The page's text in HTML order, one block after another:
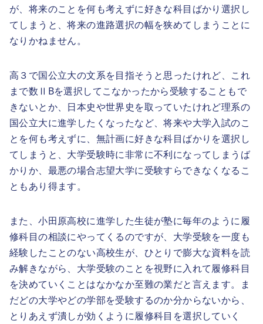
が、将来のことを何も考えずに好きな科目ばかり選択し
てしまうと、将来の進路選択の幅を狭めてしまうことに
なりかねません。
高３で国公立大の文系を目指そうと思ったけれど、これ
まで数ⅡBを選択してこなかったから受験することもで
きないとか、日本史や世界史を取っていたけれど理系の
国公立大に進学したくなったなど、将来や大学入試のこ
とを何も考えずに、無計画に好きな科目ばかりを選択し
てしまうと、大学受験時に非常に不利になってしまうば
かりか、最悪の場合志望大学に受験すらできなくなるこ
ともあり得ます。
また、小田原高校に進学した生徒が塾に毎年のように履
修科目の相談にやってくるのですが、大学受験を一度も
経験したことのない高校生が、ひとりで膨大な資料を読
み解きながら、大学受験のことを視野に入れて履修科目
を決めていくことはなかなか至難の業だと言えます。ま
だどの大学やどの学部を受験するのか分からないから、
とりあえず潰しが効くように履修科目を選択していく